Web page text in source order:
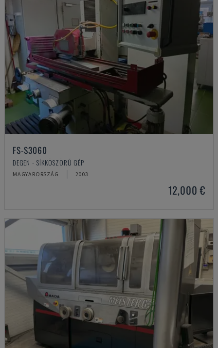
FS-S3060
DEGEN - SÍKKÖSZÖRŰ GÉP
MAGYARORSZÁG 2003
12,000 €